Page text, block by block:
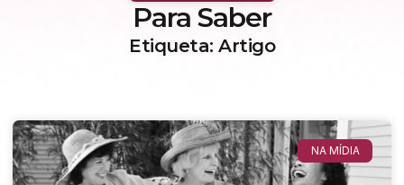
Para Saber
Etiqueta: Artigo
NA MÍDIA